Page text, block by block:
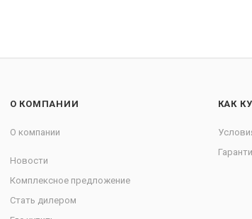
О КОМПАНИИ
О компании
Новости
Комплексное предложение
Стать дилером
КАК